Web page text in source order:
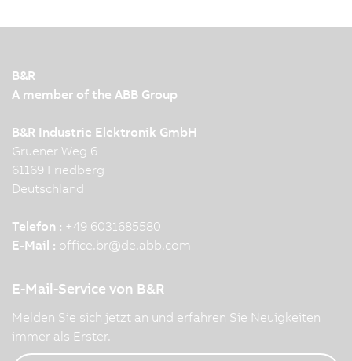
B&R
A member of the ABB Group
B&R Industrie Elektronik GmbH
Gruener Weg 6
61169 Friedberg
Deutschland
Telefon : +49 6031685580
E-Mail : office.br@de.abb.com
E-Mail-Service von B&R
Melden Sie sich jetzt an und erfahren Sie Neuigkeiten
immer als Erster.